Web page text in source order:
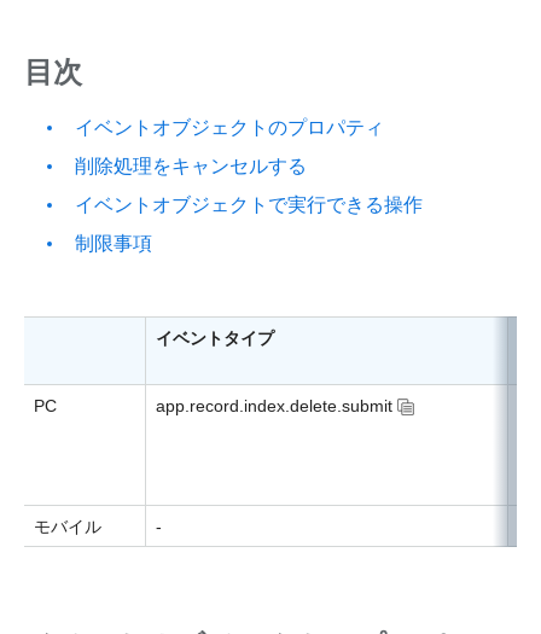
目次
イベントオブジェクトのプロパティ
削除処理をキャンセルする
イベントオブジェクトで実行できる操作
制限事項
イベントタイプ
PC app.record.index.delete.submit
モバイル -